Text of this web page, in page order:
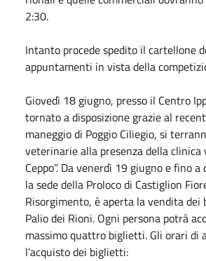
2:30.
Intanto procede spedito il cartellone
appuntamenti in vista della
Giovedì 18 giugno, presso il Centro
tornato a disposizione grazie al
maneggio di Poggio Ciliegio, si
veterinarie alla presenza della clinica
Ceppo”. Da venerdì 19 giugno e fino
la sede della Proloco di Castiglion
Risorgimento, è aperta la vendita
Palio dei Rioni. Ogni persona potrà
massimo quattro biglietti. Gli orari di
l’acquisto dei biglietti: